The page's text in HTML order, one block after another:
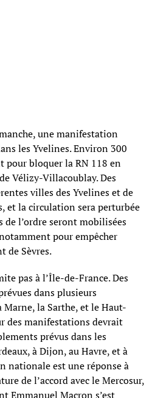
une manifestation
les Yvelines. Environ 300
pour bloquer la RN 118 en
Vélizy-Villacoublay. Des
villes des Yvelines et de
et la circulation sera perturbée
de l’ordre seront mobilisées
pour empêcher
de Sèvres.
pas à l’Île-de-France. Des
dans plusieurs
la Sarthe, et le Haut-
des manifestations devrait
prévus dans les
à Dijon, au Havre, et à
nationale est une réponse à
de l’accord avec le Mercosur,
Emmanuel Macron s’est